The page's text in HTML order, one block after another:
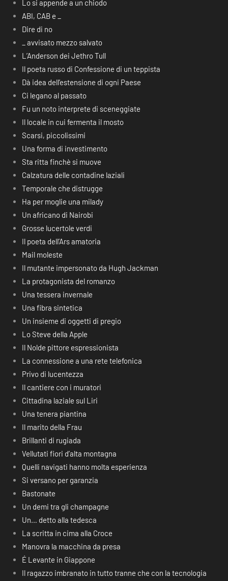
Lo si appende a un chiodo
ABI, CAB e _
Dire di no
_ avvisato mezzo salvato
L’Anderson dei Jethro Tull
Il poeta russo di Confessione di un teppista
Dà idea dell’estensione di ogni Paese
Ci legano al passato
Fu un noto interprete di sceneggiate
Il locale in cui fermenta il mosto
Scarsi, piccolissimi
Una forma di investimento
Sta ritta finchè si muove
Calzatura delle contadine laziali
Temporale che distrugge
Ha per moglie una milady
Un africano di Nairobi
Grosse lucertole verdi
Il poeta dell’Ars amatoria
Mail moleste
Il mutante impersonato da Hugh Jackman
La protagonista del romanzo
Una tessera invernale
Una fibra sintetica
Un insieme di oggetti di pregio
Lo Steve della Apple
Il Nolde pittore espressionista
La connessione a una rete telefonica
Privo di lucentezza
Il cantiere con i muratori
Cittadina laziale sul Liri
Una tenera piantina
Il marito della Frau
Brillanti di rugiada
Vellutati fiori d’alta montagna
Quelli navigati hanno molta esperienza
Si versano per garanzia
Bastonate
Un demi tra gli champagne
Un… detto alla tedesca
La scritta in cima alla Croce
Manovra la macchina da presa
É Levante in Giappone
Il ragazzo imbranato in tutto tranne che con la tecnologia